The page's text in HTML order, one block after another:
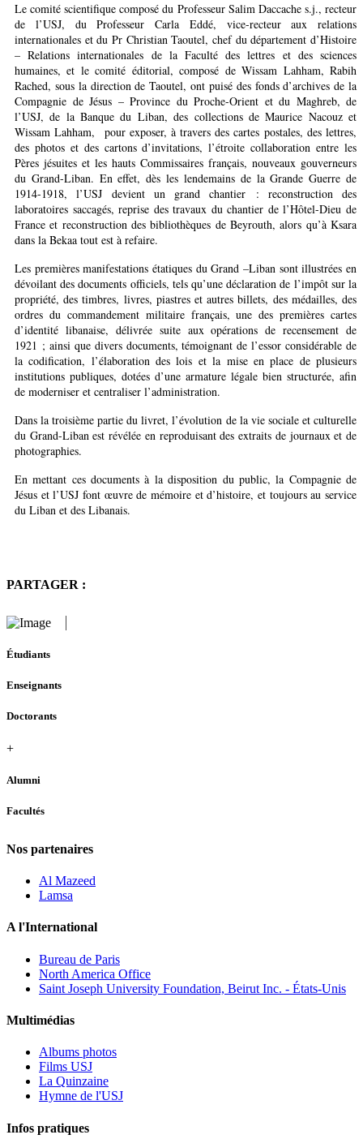
Le comité scientifique composé du Professeur Salim Daccache s.j., recteur
de l’USJ, du Professeur Carla Eddé, vice-recteur aux relations
internationales et du Pr Christian Taoutel, chef du département d’Histoire
– Relations internationales de la Faculté des lettres et des sciences
humaines, et le comité éditorial, composé de Wissam Lahham, Rabih
Rached, sous la direction de Taoutel, ont puisé des fonds d’archives de la
Compagnie de Jésus – Province du Proche-Orient et du Maghreb, de
l’USJ, de la Banque du Liban, des collections de Maurice Nacouz et
Wissam Lahham, pour exposer, à travers des cartes postales, des lettres,
des photos et des cartons d’invitations, l’étroite collaboration entre les
Pères jésuites et les hauts Commissaires français, nouveaux gouverneurs
du Grand-Liban. En effet, dès les lendemains de la Grande Guerre de
1914-1918, l’USJ devient un grand chantier : reconstruction des
laboratoires saccagés, reprise des travaux du chantier de l’Hôtel-Dieu de
France et reconstruction des bibliothèques de Beyrouth, alors qu’à Ksara
dans la Bekaa tout est à refaire.
Les premières manifestations étatiques du Grand –Liban sont illustrées en
dévoilant des documents officiels, tels qu’une déclaration de l’impôt sur la
propriété, des timbres, livres, piastres et autres billets, des médailles, des
ordres du commandement militaire français, une des premières cartes
d’identité libanaise, délivrée suite aux opérations de recensement de
1921 ; ainsi que divers documents, témoignant de l’essor considérable de
la codification, l’élaboration des lois et la mise en place de plusieurs
institutions publiques, dotées d’une armature légale bien structurée, afin
de moderniser et centraliser l’administration.
Dans la troisième partie du livret, l’évolution de la vie sociale et culturelle
du Grand-Liban est révélée en reproduisant des extraits de journaux et de
photographies.
En mettant ces documents à la disposition du public, la Compagnie de
Jésus et l’USJ font œuvre de mémoire et d’histoire, et toujours au service
du Liban et des Libanais.
PARTAGER :
Étudiants
Enseignants
Doctorants
+
Alumni
Facultés
Nos partenaires
Al Mazeed
Lamsa
A l'International
Bureau de Paris
North America Office
Saint Joseph University Foundation, Beirut Inc. - États-Unis
Multimédias
Albums photos
Films USJ
La Quinzaine
Hymne de l'USJ
Infos pratiques